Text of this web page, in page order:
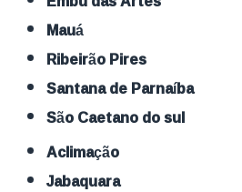
Mauá
Ribeirão Pires
Santana de Parnaíba
São Caetano do sul
Aclimação
Jabaquara